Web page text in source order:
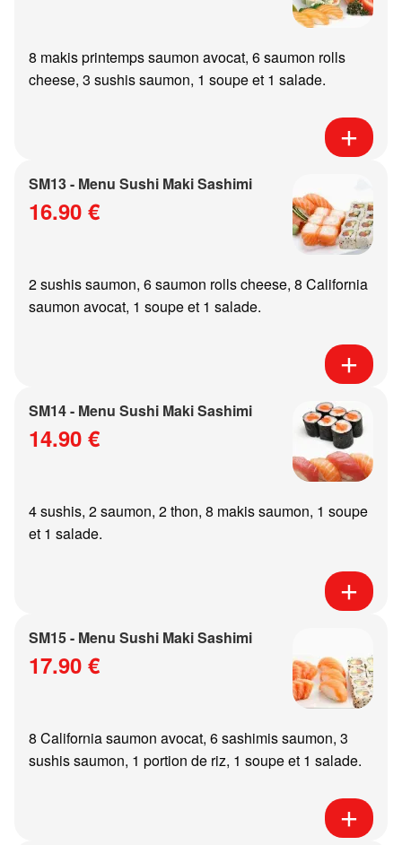
8 makis printemps saumon avocat, 6 saumon rolls
cheese, 3 sushis saumon, 1 soupe et 1 salade.
SM13 - Menu Sushi Maki Sashimi
16.90 €
2 sushis saumon, 6 saumon rolls cheese, 8 California
saumon avocat, 1 soupe et 1 salade.
SM14 - Menu Sushi Maki Sashimi
14.90 €
4 sushis, 2 saumon, 2 thon, 8 makis saumon, 1 soupe
et 1 salade.
SM15 - Menu Sushi Maki Sashimi
17.90 €
8 California saumon avocat, 6 sashimis saumon, 3
sushis saumon, 1 portion de riz, 1 soupe et 1 salade.